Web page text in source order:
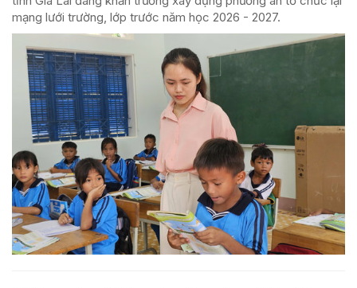
mạng lưới trường, lớp trước năm học 2026 - 2027.